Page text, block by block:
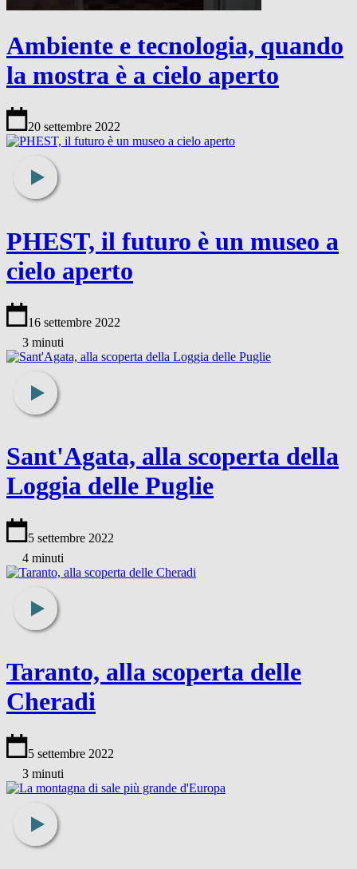
Ambiente e tecnologia, quando
la mostra è a cielo aperto
20 settembre 2022
PHEST, il futuro è un museo a
cielo aperto
16 settembre 2022
3 minuti
Sant'Agata, alla scoperta della
Loggia delle Puglie
5 settembre 2022
4 minuti
Taranto, alla scoperta delle
Cheradi
5 settembre 2022
3 minuti